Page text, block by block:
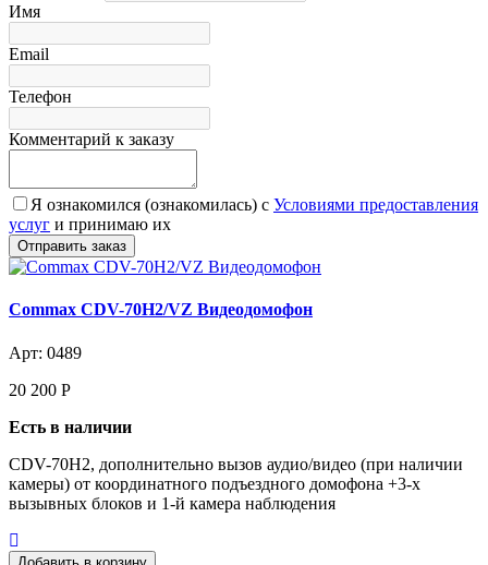
Имя
Email
Телефон
Комментарий к заказу
Я ознакомился (ознакомилась) с Условиями предоставления
услуг и принимаю их
Commax CDV-70H2/VZ Видеодомофон
Арт: 0489
20 200 Р
Есть в наличии
CDV-70H2, дополнительно вызов аудио/видео (при наличии
камеры) от координатного подъездного домофона +3-х
вызывных блоков и 1-й камера наблюдения